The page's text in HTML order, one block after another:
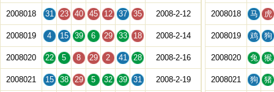
2008018 31 23 40 45 12 37 35 2008-2-12
2008019 4 15 39 6 29 33 18 2008-2-14
2008020 22 5 8 29 2 41 28 2008-2-16
2008021 15 38 29 5 32 39 31 2008-2-19
2008018 马 虎
2008019 鸡 狗
2008020 兔 猴
2008021 狗 猪